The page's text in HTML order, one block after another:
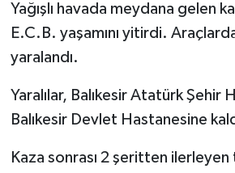
Yağışlı havada meydana gelen
E.C.B. yaşamını yitirdi.
yaralandı.
Yaralılar, Balıkesir Atatürk Şehir
Balıkesir Devlet Hastanesine
Kaza sonrası 2 şeritten ilerleyen